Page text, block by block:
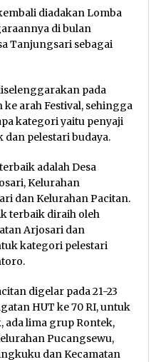
diadakan Lomba
di bulan
Tanjungsari sebagai
pada
arah Festival, sehingga
kategori yaitu penyaji
pelestari budaya.
adalah Desa
Kelurahan
dan Kelurahan Pacitan.
terbaik diraih oleh
Arjosari dan
kategori pelestari
digelar pada 21-23
HUT ke 70 RI, untuk
ada lima grup Rontek,
Pucangsewu,
dan Kecamatan